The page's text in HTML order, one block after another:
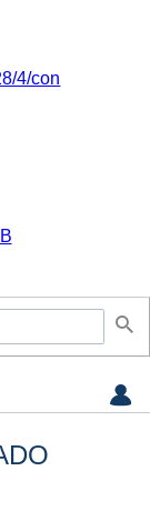
4/con